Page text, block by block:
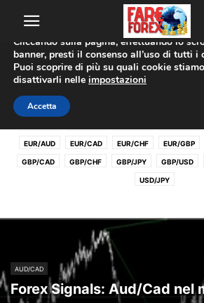
Home Coppie Valute AUD/CAD
EUR/AUD EUR/CAD EUR/CHF EUR/GBP
GBP/CAD GBP/CHF GBP/JPY GBP/USD
USD/JPY
AUD/CAD
Forex Signals: Aud/Cad nel
Utilizziamo i cookie per offrirti la migliore
sito web.
Cliccando sulla pagina, effettuando lo
banner, presti il consenso all’uso di tutti i
Puoi scoprire di più su quali cookie
disattivarli nelle impostazioni
Accetta